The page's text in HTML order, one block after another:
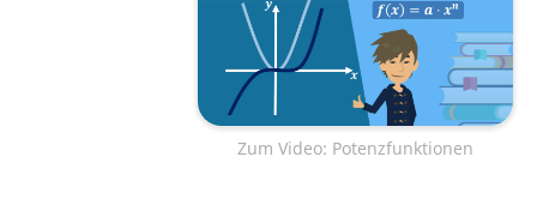
Zum Video: Potenzfunktionen